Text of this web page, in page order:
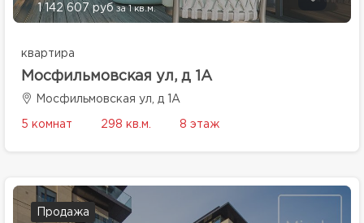
1 142 607 руб за 1 кв.м.
квартира
Мосфильмовская ул, д 1А
Мосфильмовская ул, д 1А
5 комнат 298 кв.м. 8 этаж
Продажа